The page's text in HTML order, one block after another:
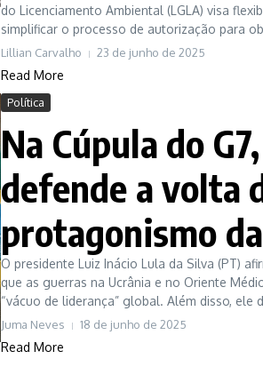
do Licenciamento Ambiental (LGLA) visa
simplificar o processo de autorização para
Lillian Carvalho 23 de junho de 2025
Read More
Política
Na Cúpula do
defende a volta
protagonismo
O presidente Luiz Inácio Lula da Silva (PT)
que as guerras na Ucrânia e no Oriente
“vácuo de liderança” global. Além disso, ele
Juma Neves 18 de junho de 2025
Read More